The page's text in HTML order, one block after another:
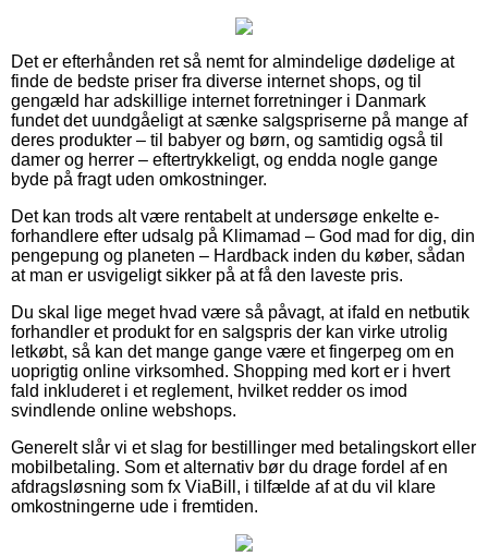
Det er efterhånden ret så nemt for almindelige dødelige at
finde de bedste priser fra diverse internet shops, og til
gengæld har adskillige internet forretninger i Danmark
fundet det uundgåeligt at sænke salgspriserne på mange af
deres produkter – til babyer og børn, og samtidig også til
damer og herrer – eftertrykkeligt, og endda nogle gange
byde på fragt uden omkostninger.
Det kan trods alt være rentabelt at undersøge enkelte e-
forhandlere efter udsalg på Klimamad – God mad for dig, din
pengepung og planeten – Hardback inden du køber, sådan
at man er usvigeligt sikker på at få den laveste pris.
Du skal lige meget hvad være så påvagt, at ifald en netbutik
forhandler et produkt for en salgspris der kan virke utrolig
letkøbt, så kan det mange gange være et fingerpeg om en
uoprigtig online virksomhed. Shopping med kort er i hvert
fald inkluderet i et reglement, hvilket redder os imod
svindlende online webshops.
Generelt slår vi et slag for bestillinger med betalingskort eller
mobilbetaling. Som et alternativ bør du drage fordel af en
afdragsløsning som fx ViaBill, i tilfælde af at du vil klare
omkostningerne ude i fremtiden.